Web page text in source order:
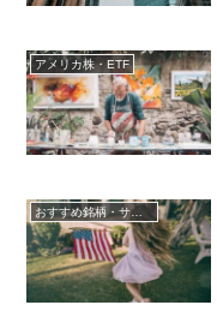
アメリカ株・ETF
おすすめ銘柄・サービス